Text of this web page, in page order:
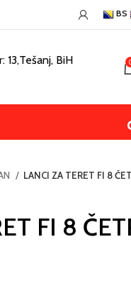
BS
13,Tešanj, BiH
LANCI ZA TERET FI 8
FI 8